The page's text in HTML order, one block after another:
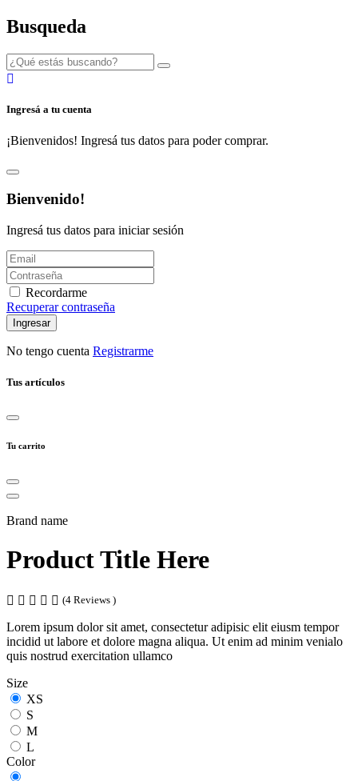
Busqueda
Ingresá a tu cuenta
¡Bienvenidos! Ingresá tus datos para poder comprar.
Bienvenido!
Ingresá tus datos para iniciar sesión
Recordarme
Recuperar contraseña
Ingresar
No tengo cuenta Registrarme
Tus artículos
Tu carrito
Brand name
Product Title Here
(4 Reviews )
Lorem ipsum dolor sit amet, consectetur adipisic elit eiusm tempor
incidid ut labore et dolore magna aliqua. Ut enim ad minim venialo
quis nostrud exercitation ullamco
Size
XS
S
M
L
Color